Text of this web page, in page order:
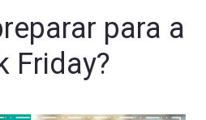
para a
Friday?